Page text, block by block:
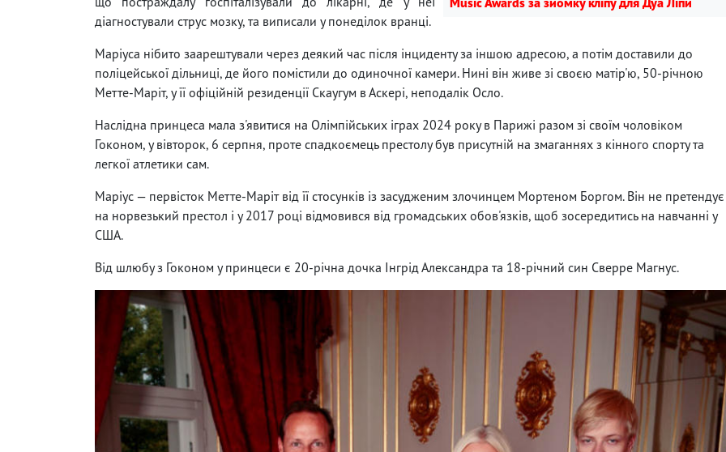
діагностували струс мозку, та виписали у понеділок вранці.
Маріуса нібито заарештували через деякий час після інциденту за іншою адресою, а потім доставили до
поліцейської дільниці, де його помістили до одиночної камери. Нині він живе зі своєю матір'ю, 50-річною
Метте-Маріт, у її офіційній резиденції Скаугум в Аскері, неподалік Осло.
Наслідна принцеса мала з'явитися на Олімпійських іграх 2024 року в Парижі разом зі своїм чоловіком
Гоконом, у вівторок, 6 серпня, проте спадкоємець престолу був присутній на змаганнях з кінного спорту та
легкої атлетики сам.
Маріус — первісток Метте-Маріт від її стосунків із засудженим злочинцем Мортеном Боргом. Він не претендує
на норвезький престол і у 2017 році відмовився від громадських обов'язків, щоб зосередитись на навчанні у
США.
Від шлюбу з Гоконом у принцеси є 20-річна дочка Інгрід Александра та 18-річний син Сверре Магнус.